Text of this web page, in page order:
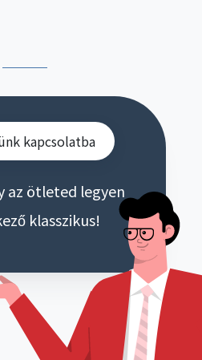
kapcsolatba
az ötleted legyen
klasszikus!